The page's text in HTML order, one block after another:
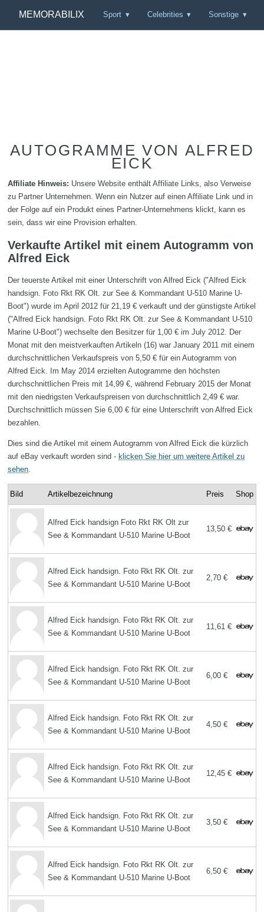
MEMORABILIX Sport Celebrities Sonstige
AUTOGRAMME VON ALFRED
EICK
Affiliate Hinweis: Unsere Website enthält Affiliate Links, also Verweise
zu Partner Unternehmen. Wenn ein Nutzer auf einen Affiliate Link und in
der Folge auf ein Produkt eines Partner-Unternehmens klickt, kann es
sein, dass wir eine Provision erhalten.
Verkaufte Artikel mit einem Autogramm von
Alfred Eick
Der teuerste Artikel mit einer Unterschrift von Alfred Eick ("Alfred Eick
handsign. Foto Rkt RK Olt. zur See & Kommandant U-510 Marine U-
Boot") wurde im April 2012 für 21,19 € verkauft und der günstigste Artikel
("Alfred Eick handsign. Foto Rkt RK Olt. zur See & Kommandant U-510
Marine U-Boot") wechselte den Besitzer für 1,00 € im July 2012. Der
Monat mit den meistverkauften Artikeln (16) war January 2011 mit einem
durchschnittlichen Verkaufspreis von 5,50 € für ein Autogramm von
Alfred Eick. Im May 2014 erzielten Autogramme den höchsten
durchschnittlichen Preis mit 14,99 €, während February 2015 der Monat
mit den niedrigsten Verkaufspreisen von durchschnittlich 2,49 € war.
Durchschnittlich müssen Sie 6,00 € für eine Unterschrift von Alfred Eick
bezahlen.
Dies sind die Artikel mit einem Autogramm von Alfred Eick die kürzlich
auf eBay verkauft worden sind - klicken Sie hier um weitere Artikel zu
sehen
Bild Artikelbezeichnung Preis Shop
Alfred Eick handsign Foto Rkt RK Olt zur
See & Kommandant U-510 Marine U-Boot
13,50 €
Alfred Eick handsign. Foto Rkt RK Olt. zur
See & Kommandant U-510 Marine U-Boot
2,70 €
Alfred Eick handsign. Foto Rkt RK Olt. zur
See & Kommandant U-510 Marine U-Boot
11,61 €
Alfred Eick handsign. Foto Rkt RK Olt. zur
See & Kommandant U-510 Marine U-Boot
6,00 €
Alfred Eick handsign. Foto Rkt RK Olt. zur
See & Kommandant U-510 Marine U-Boot
4,50 €
Alfred Eick handsign. Foto Rkt RK Olt. zur
See & Kommandant U-510 Marine U-Boot
12,45 €
Alfred Eick handsign. Foto Rkt RK Olt. zur
See & Kommandant U-510 Marine U-Boot
3,50 €
Alfred Eick handsign. Foto Rkt RK Olt. zur
See & Kommandant U-510 Marine U-Boot
6,50 €